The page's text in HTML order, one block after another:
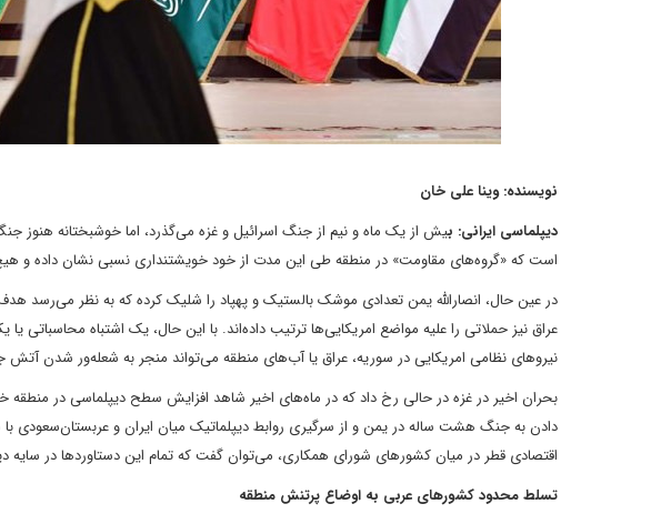
نویسنده: وینا علی خان
دیپلماسی ایرانی: بیش از یک ماه و نیم از جنگ اسرائیل و غزه می‌‌گذرد، اما خوشبختانه هنوز
است که «گروه‌‌های مقاومت» در منطقه طی این مدت از خود خویشتنداری نسبی نشان داده و
در عین حال، انصارالله یمن تعدادی موشک بالستیک و پهپاد را شلیک کرده‌ که به نظر می‌‌رسد
عراق نیز حملاتی را علیه مواضع امریکایی‌‌ها ترتیب داده‌‌اند. با این حال، یک اشتباه
نیروهای نظامی امریکایی در سوریه، عراق یا آب‌‌های منطقه می‌‌تواند منجر به شعله‌‌ور شدن
بحران اخیر در غزه در حالی رخ داد که در ماه‌‌های اخیر شاهد افزایش سطح دیپلماسی در منطقه
دادن به جنگ هشت ساله در یمن و از سرگیری روابط دیپلماتیک میان ایران و عربستان‌‌سعودی
اقتصادی قطر در میان کشورهای شورای همکاری، می‌‌توان گفت که تمام این دستاوردها در سایه
تسلط محدود کشورهای عربی به اوضاع پرتنش منطقه